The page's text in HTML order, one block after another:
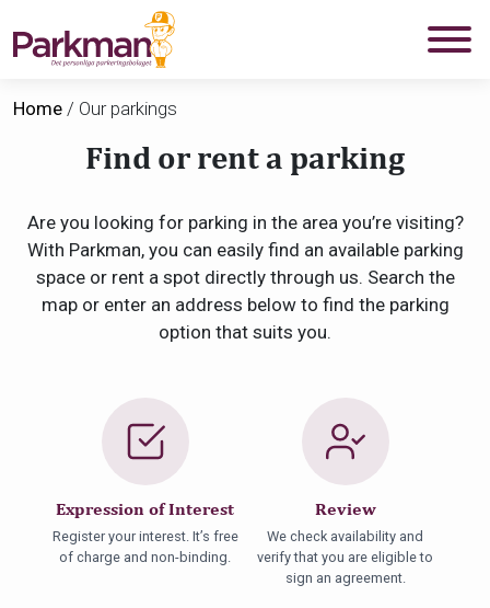
Home / Our parkings
Find or rent a parking
Are you looking for parking in the area you’re visiting?
With Parkman, you can easily find an available parking
space or rent a spot directly through us. Search the
map or enter an address below to find the parking
option that suits you.
Expression of Interest
Register your interest. It’s free
of charge and non-binding.
Review
We check availability and
verify that you are eligible to
sign an agreement.